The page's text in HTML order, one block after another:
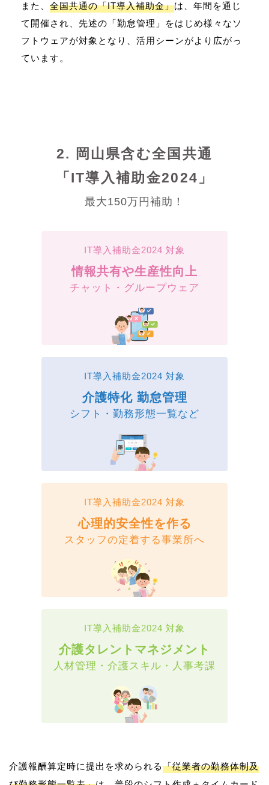
また、 全国共通の「IT導入補助金」は、年間を通じ
て開催され、先述の「勤怠管理」をはじめ様々なソ
フトウェアが対象となり、活用シーンがより広がっ
ています。
2. 岡山県含む全国共通
「IT導入補助金2024」
最大150万円補助！
IT導入補助金2024 対象
情報共有や生産性向上
チャット・グループウェア
IT導入補助金2024 対象
介護特化 勤怠管理
シフト・勤務形態一覧など
IT導入補助金2024 対象
心理的安全性を作る
スタッフの定着する事業所へ
IT導入補助金2024 対象
介護タレントマネジメント
人材管理・介護スキル・人事考課
介護報酬算定時に提出を求められる「従業者の勤務体制及